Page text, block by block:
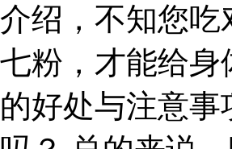
介绍，不知您吃
七粉，才能给
的好处与注意